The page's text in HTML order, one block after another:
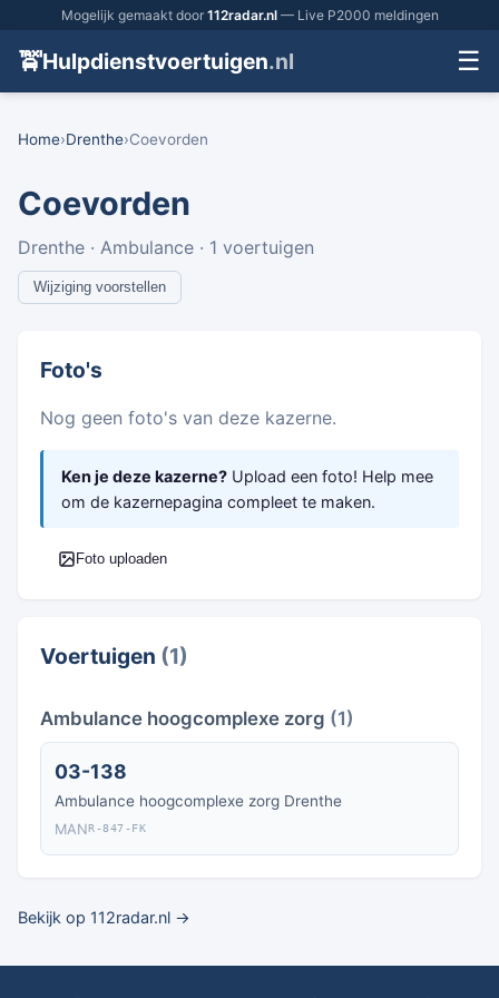
Mogelijk gemaakt door 112radar.nl— Live P2000 meldingen
🚖Hulpdienstvoertuigen.nl ☰
Home›Drenthe›Coevorden
Coevorden
Drenthe · Ambulance · 1 voertuigen
Wijziging voorstellen
Foto's
Nog geen foto's van deze kazerne.
Ken je deze kazerne? Upload een foto! Help mee
om de kazernepagina compleet te maken.
Foto uploaden
Voertuigen (1)
Ambulance hoogcomplexe zorg (1)
03-138
Ambulance hoogcomplexe zorg Drenthe
MANR-847-FK
Bekijk op 112radar.nl →